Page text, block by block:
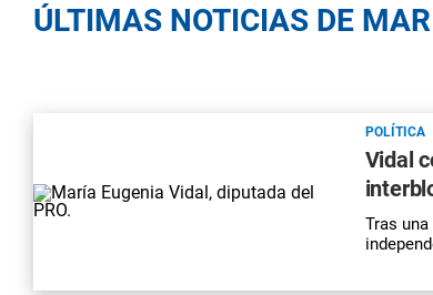
ÚLTIMAS NOTICIAS DE
POLÍTICA
Vidal
Tras